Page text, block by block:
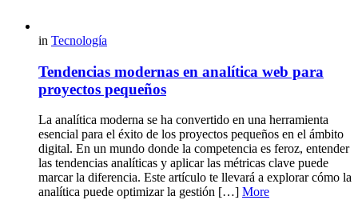
in Tecnología
Tendencias modernas en analítica web para
proyectos pequeños
La analítica moderna se ha convertido en una herramienta
esencial para el éxito de los proyectos pequeños en el ámbito
digital. En un mundo donde la competencia es feroz, entender
las tendencias analíticas y aplicar las métricas clave puede
marcar la diferencia. Este artículo te llevará a explorar cómo la
analítica puede optimizar la gestión […] More